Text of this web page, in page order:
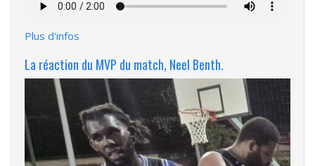
audio
Plus d'infos
La réaction du MVP du match, Neel Benth.